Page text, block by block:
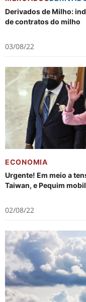
Derivados de Milho:
de contratos do milho
03/08/22
ECONOMIA
Urgente! Em meio a
Taiwan, e Pequim
02/08/22